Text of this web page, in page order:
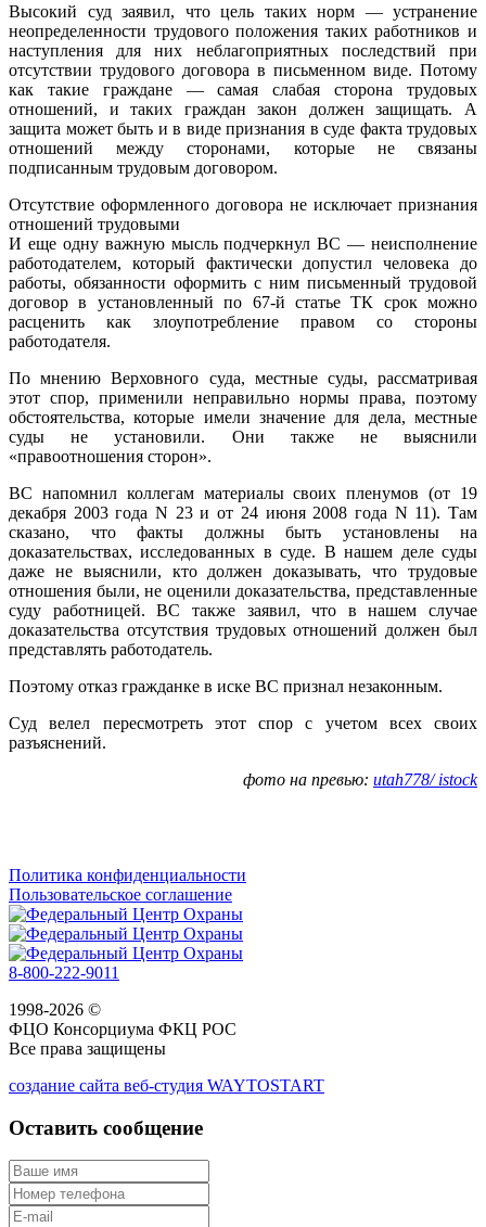
Высокий суд заявил, что цель таких норм — устранение
неопределенности трудового положения таких работников и
наступления для них неблагоприятных последствий при
отсутствии трудового договора в письменном виде. Потому
как такие граждане — самая слабая сторона трудовых
отношений, и таких граждан закон должен защищать. А
защита может быть и в виде признания в суде факта трудовых
отношений между сторонами, которые не связаны
подписанным трудовым договором.
Отсутствие оформленного договора не исключает признания
отношений трудовыми
И еще одну важную мысль подчеркнул ВС — неисполнение
работодателем, который фактически допустил человека до
работы, обязанности оформить с ним письменный трудовой
договор в установленный по 67-й статье ТК срок можно
расценить как злоупотребление правом со стороны
работодателя.
По мнению Верховного суда, местные суды, рассматривая
этот спор, применили неправильно нормы права, поэтому
обстоятельства, которые имели значение для дела, местные
суды не установили. Они также не выяснили
«правоотношения сторон».
ВС напомнил коллегам материалы своих пленумов (от 19
декабря 2003 года N 23 и от 24 июня 2008 года N 11). Там
сказано, что факты должны быть установлены на
доказательствах, исследованных в суде. В нашем деле суды
даже не выяснили, кто должен доказывать, что трудовые
отношения были, не оценили доказательства, представленные
суду работницей. ВС также заявил, что в нашем случае
доказательства отсутствия трудовых отношений должен был
представлять работодатель.
Поэтому отказ гражданке в иске ВС признал незаконным.
Суд велел пересмотреть этот спор с учетом всех своих
разъяснений.
фото на превью: utah778/ istock
Политика конфиденциальности
Пользовательское соглашение
8-800-222-9011
1998-2026 ©
ФЦО Консорциума ФКЦ РОС
Все права защищены
создание сайта веб-студия WAYTOSTART
Оставить сообщение